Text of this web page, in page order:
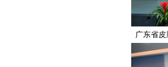
广东省